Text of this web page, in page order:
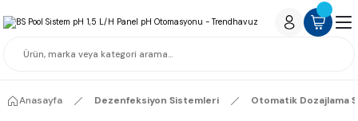
Anasayfa Dezenfeksiyon Sistemleri Otomatik Dozajlama